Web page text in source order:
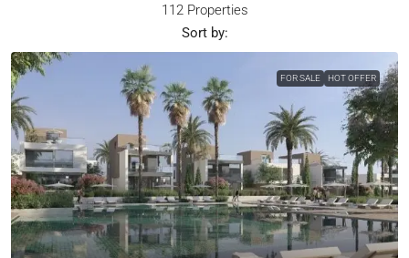
112 Properties
Sort by:
FOR SALE HOT OFFER